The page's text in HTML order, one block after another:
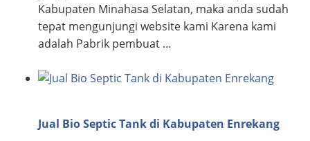
Kabupaten Minahasa Selatan, maka anda sudah
tepat mengunjungi website kami Karena kami
adalah Pabrik pembuat …
Jual Bio Septic Tank di Kabupaten Enrekang